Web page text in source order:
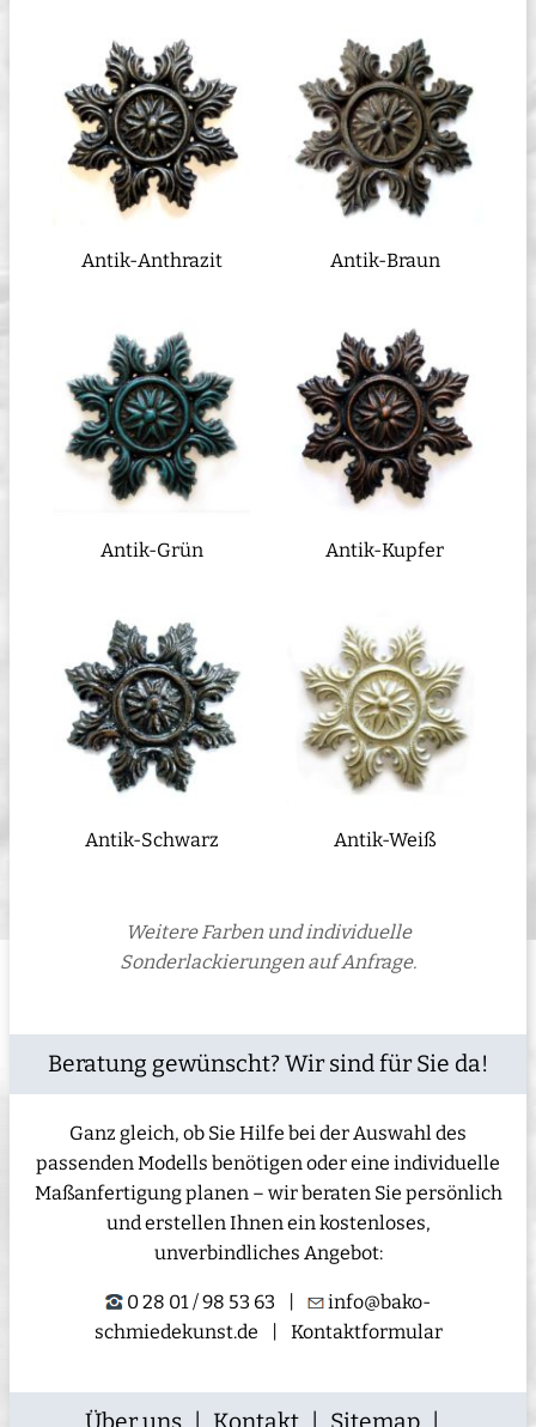
Antik-Anthrazit Antik-Braun
Antik-Grün Antik-Kupfer
Antik-Schwarz Antik-Weiß
Weitere Farben und individuelle
Sonderlackierungen auf Anfrage.
Beratung gewünscht? Wir sind für Sie da!
Ganz gleich, ob Sie Hilfe bei der Auswahl des
passenden Modells benötigen oder eine individuelle
Maßanfertigung planen – wir beraten Sie persönlich
und erstellen Ihnen ein kostenloses,
unverbindliches Angebot:
0 28 01 / 98 53 63 |
info@bako-
schmiedekunst.de | Kontaktformular